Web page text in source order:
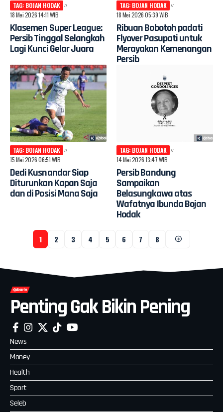
TAG: BOJAN HODAK
18 Mei 2026 14:11 WIB
Klasemen Super League:
Persib Tinggal Selangkah
Lagi Kunci Gelar Juara
TAG: BOJAN HODAK
18 Mei 2026 05:39 WIB
Ribuan Bobotoh padati
Flyover Pasupati untuk
Merayakan Kemenangan
Persib
TAG: BOJAN HODAK
15 Mei 2026 06:51 WIB
Dedi Kusnandar Siap
Diturunkan Kapan Saja
dan di Posisi Mana Saja
TAG: BOJAN HODAK
14 Mei 2026 13:47 WIB
Persib Bandung
Sampaikan
Belasungkawa atas
Wafatnya Ibunda Bojan
Hodak
1 2 3 4 5 6 7 8
Penting Gak Bikin Pening
News
Money
Health
Sport
Seleb